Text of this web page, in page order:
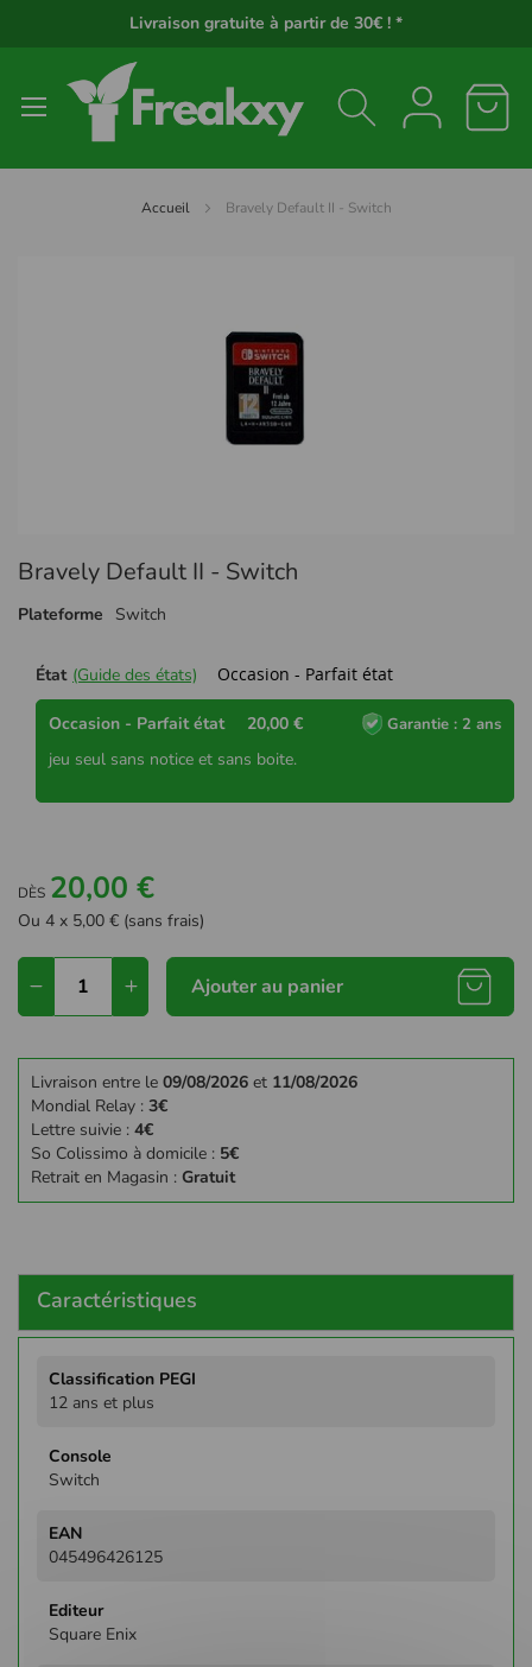
Livraison gratuite à partir de 30€ ! *
Accueil Bravely Default II - Switch
au
de
Galerie
d’images
Bravely Default II - Switch
Plateforme Switch
État (Guide des états) Occasion - Parfait état
Occasion - Parfait état 20,00 € Garantie : 2 ans
jeu seul sans notice et sans boite.
DÈS 20,00 €
Ou 4 x 5,00 € (sans frais)
Ajouter au panier
Livraison entre le 09/08/2026 et 11/08/2026
Mondial Relay : 3€
Lettre suivie : 4€
So Colissimo à domicile : 5€
Retrait en Magasin : Gratuit
Caractéristiques
d'infos
12 ans et plus
Switch
045496426125
Square Enix
Panneau de gestion des cookies